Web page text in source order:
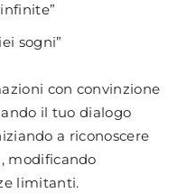
sogni”
con convinzione
il tuo dialogo
a riconoscere
modificando
limitanti.